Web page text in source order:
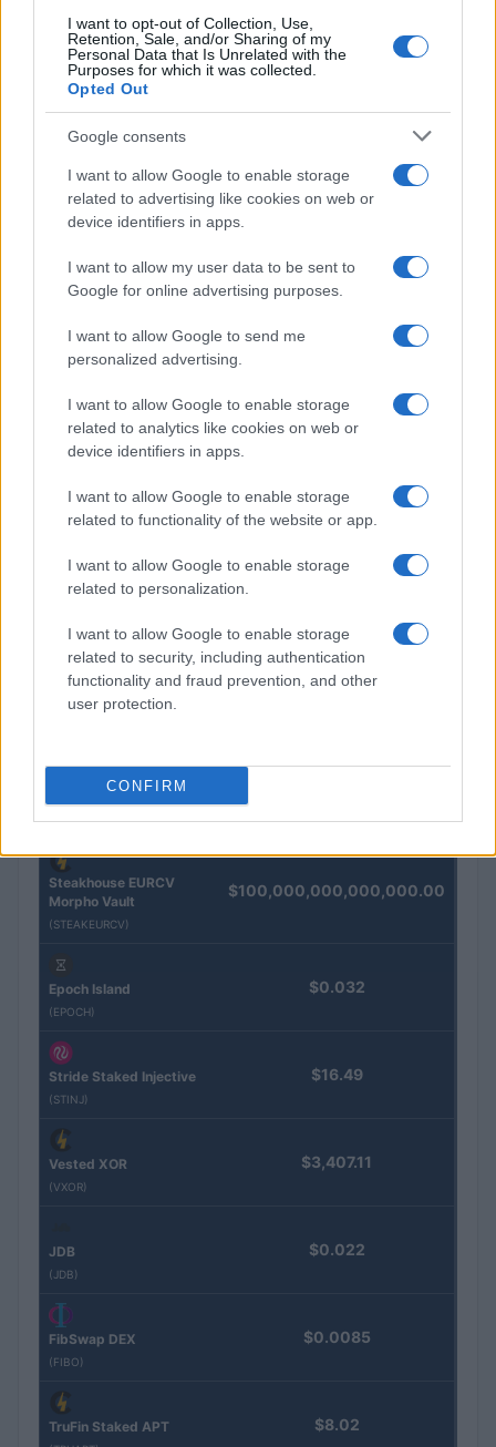
I want to opt-out of Collection, Use,
Retention, Sale, and/or Sharing of my
Personal Data that Is Unrelated with the
Purposes for which it was collected.
Opted Out
Google consents
I want to allow Google to enable storage
related to advertising like cookies on web or
device identifiers in apps.
I want to allow my user data to be sent to
Google for online advertising purposes.
I want to allow Google to send me
personalized advertising.
I want to allow Google to enable storage
related to analytics like cookies on web or
device identifiers in apps.
I want to allow Google to enable storage
related to functionality of the website or app.
I want to allow Google to enable storage
related to personalization.
I want to allow Google to enable storage
related to security, including authentication
functionality and fraud prevention, and other
user protection.
CONFIRM
La macchina usata più affidabile: un investimento che esige
ponderazione
Redazione · 5 Ago 2026
NEWS
Petrolio in calo: Brent a 91.82 USD, ribassi diffusi tra le
materie prime
Eureka Bridged PAX
$4,187.30
Kinza Babylon Staked
(KBTC)
Steakhouse EURCV
Morpho Vault
(STEAKEURCV)
$100,000,000,000,000.00
Epoch Island
(EPOCH)
$0.032
Stride Staked Injective
(STINJ)
$16.49
Vested XOR
(VXOR)
$3,407.11
JDB
(JDB)
$0.022
FibSwap DEX
(FIBO)
$0.0085
TruFin Staked APT $8.02